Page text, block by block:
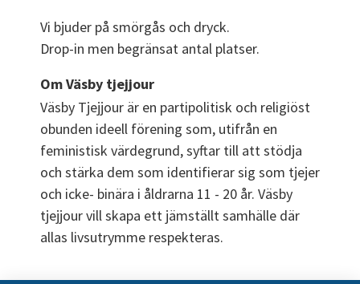
Vi bjuder på smörgås och dryck.
Drop-in men begränsat antal platser.
Om Väsby tjejjour
Väsby Tjejjour är en partipolitisk och religiöst
obunden ideell förening som, utifrån en
feministisk värdegrund, syftar till att stödja
och stärka dem som identifierar sig som tjejer
och icke- binära i åldrarna 11 - 20 år. Väsby
tjejjour vill skapa ett jämställt samhälle där
allas livsutrymme respekteras.